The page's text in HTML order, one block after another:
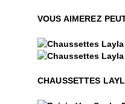
VOUS AIMEREZ
Chaussettes Layla
CHAUSSETTES